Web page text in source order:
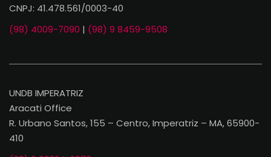
CNPJ: 41.478.561/0003-40
(98) 4009-7090 | (98) 9 8459-9508
UNDB IMPERATRIZ
Aracati Office
R. Urbano Santos, 155 – Centro, Imperatriz – MA, 65900-
410